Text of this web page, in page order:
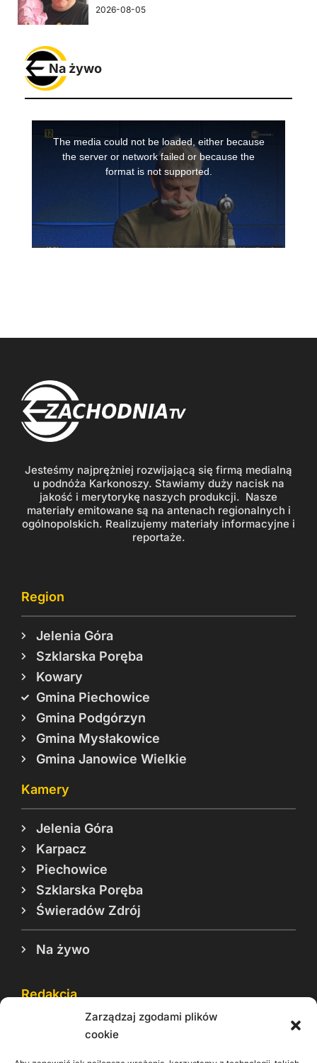
Zarządzaj zgodami plików
cookie
2026-08-05
Na żywo
Jesteśmy najprężniej rozwijającą się firmą medialną
u podnóża Karkonoszy. Stawiamy duży nacisk na
jakość i merytorykę naszych produkcji. Nasze
materiały emitowane są na antenach regionalnych i
ogólnopolskich. Realizujemy materiały informacyjne i
reportaże.
Region
Jelenia Góra
Szklarska Poręba
Kowary
Gmina Piechowice
Gmina Podgórzyn
Gmina Mysłakowice
Gmina Janowice Wielkie
Kamery
Jelenia Góra
Karpacz
Piechowice
Szklarska Poręba
Świeradów Zdrój
Na żywo
Redakcja
Reklama